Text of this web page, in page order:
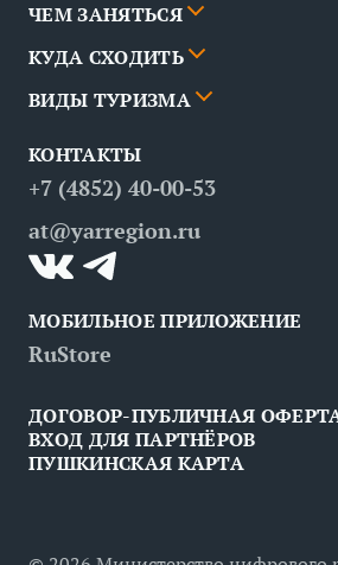
Города
Новости
Партнёры
Вопрос — ответ
Контакты
ЧЕМ ЗАНЯТЬСЯ
События
Маршруты
Места
КУДА СХОДИТЬ
События
Рестораны
ВИДЫ ТУРИЗМА
Деловой туризм
Медицинский туризм
Инклюзивный туризм
КОНТАКТЫ
+7 (4852) 40-00-53
at@yarregion.ru
МОБИЛЬНОЕ ПРИЛОЖЕНИЕ
RuStore
ДОГОВОР-ПУБЛИЧНАЯ
ВХОД ДЛЯ ПАРТНЁРОВ
ПУШКИНСКАЯ КАРТА